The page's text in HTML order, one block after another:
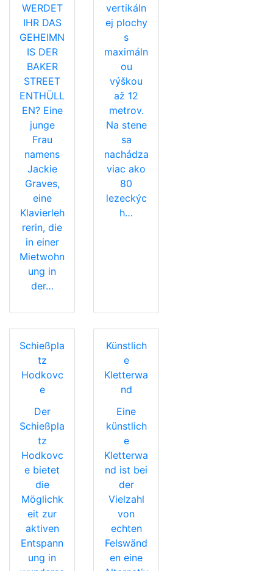
WERDET
IHR DAS
GEHEIMN
IS DER
BAKER
STREET
ENTHÜLL
EN? Eine
junge
Frau
namens
Jackie
Graves,
eine
Klavierleh
rerin, die
in einer
Mietwohn
ung in
der…
vertikáln
ej plochy
s
maximáln
ou
výškou
až 12
metrov.
Na stene
sa
nachádza
viac ako
80
lezeckýc
h…
Schießpla
tz
Hodkovc
e
Der
Schießpla
tz
Hodkovc
e bietet
die
Möglichk
eit zur
aktiven
Entspann
ung in
Künstlich
e
Kletterwa
nd
Eine
künstlich
e
Kletterwa
nd ist bei
der
Vielzahl
von
echten
Felswänd
en eine